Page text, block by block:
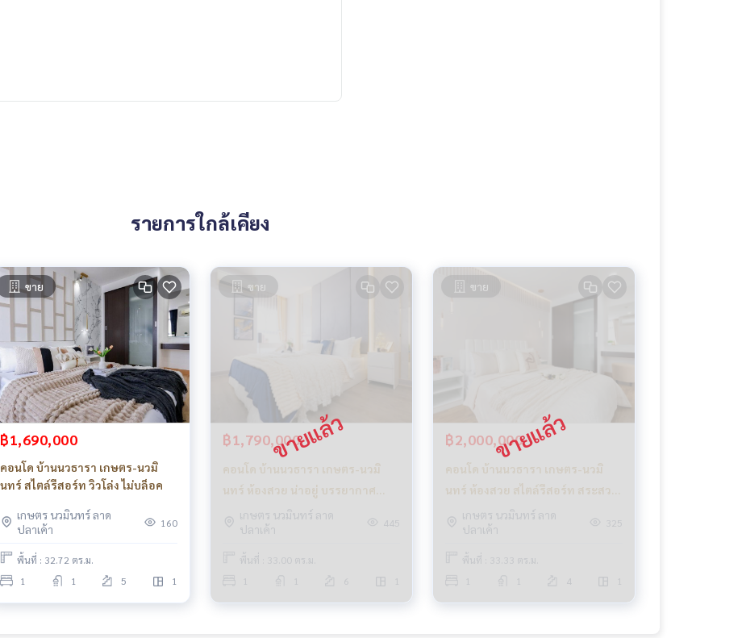
รายการใกล้เคียง
ขาย
฿1,690,000
คอนโด บ้านนวธารา เกษตร-นวมิ
นทร์ สไตล์รีสอร์ท วิวโล่ง ไม่บล็อค
เกษตร นวมินทร์ ลาด
ปลาเค้า
160
พื้นที่ : 32.72 ตร.ม.
1
1 5 1
ขาย
฿1,790,000
คอนโด บ้านนวธารา เกษตร-นวมิ
นทร์ ห้องสวย น่าอยู่ บรรยากาศ
รีสอร์ท
เกษตร นวมินทร์ ลาด
ปลาเค้า
445
พื้นที่ : 33.00 ตร.ม.
6
ขาย
฿2,000,000
คอนโด บ้านนวธารา เกษตร-นวมิ
นทร์ ห้องสวย สไตล์รีสอร์ท สระสวย
ส่วนกลางจัดเต็ม
เกษตร นวมินทร์ ลาด
ปลาเค้า
325
พื้นที่ : 33.33 ตร.ม.
4